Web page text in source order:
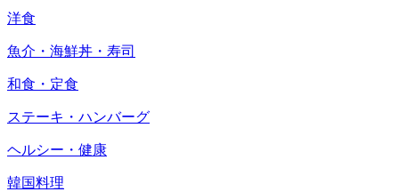
洋食
魚介・海鮮丼・寿司
和食・定食
ステーキ・ハンバーグ
ヘルシー・健康
韓国料理